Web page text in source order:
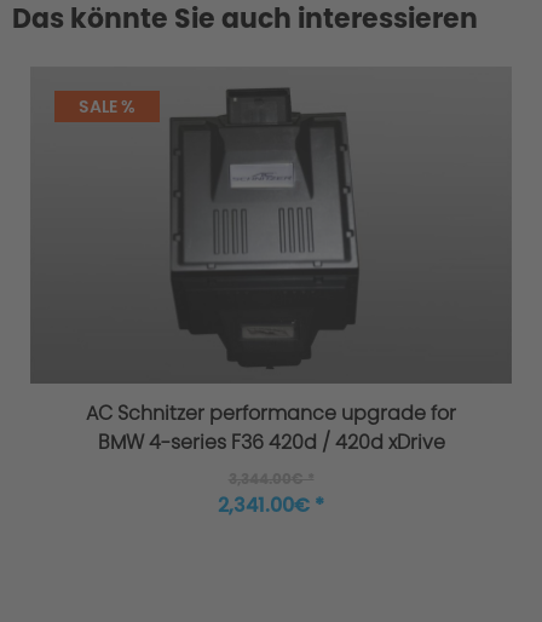
Das könnte Sie auch interessieren
SALE %
AC Schnitzer performance upgrade for
BMW 4-series F36 420d / 420d xDrive
2,341.00€ *